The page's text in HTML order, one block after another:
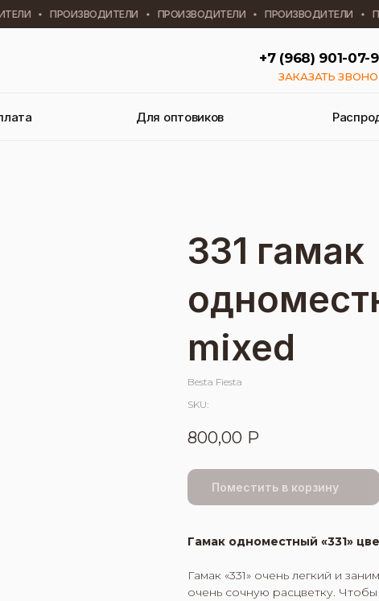
ПРОИЗВОДИТЕЛИ ПРОИЗВОДИТЕЛИ ПРОИЗВОДИТЕЛИ
Для оптовиков
+7 (968) 901-07-
ЗАКАЗАТЬ
331 гамак
mixed
Besta Fiesta
SKU:
800,00 Р
Поместить в корзину
Гамак одноместный «331»
Гамак «331» очень легкий и
очень сочную расцветку.